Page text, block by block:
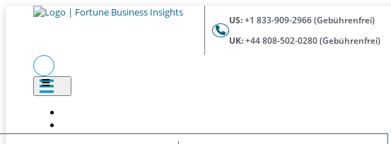
US:+1 833-909-2966 (Gebührenfrei)
UK:+44 808-502-0280 (Gebührenfrei)